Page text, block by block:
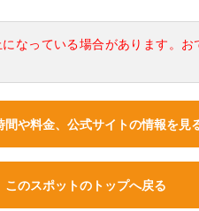
なっている場合があります。
間や料金、公式サイトの情報を見
このスポットのトップへ戻る